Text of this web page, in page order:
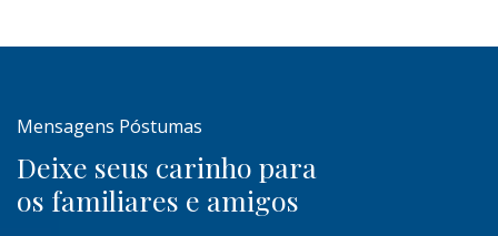
Mensagens Póstumas
Deixe seus carinho para
os familiares e amigos